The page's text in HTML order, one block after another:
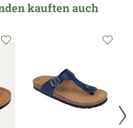
kauften auch